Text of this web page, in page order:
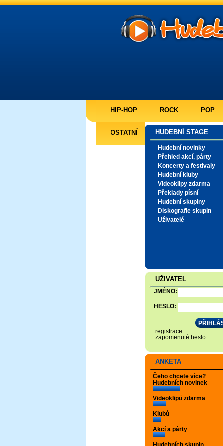
HIP-HOP ROCK POP
OSTATNÍ HUDEBNÍ STAGE
Hudební novinky
Přehled akcí, párty
Koncerty a festivaly
Hudební kluby
Videoklipy zdarma
Překlady písní
Hudební skupiny
Diskografie skupin
Uživatelé
UŽIVATEL
JMÉNO:
HESLO:
registrace
zapomenuté heslo
ANKETA
Čeho chcete více?
Hudebních novinek
Videoklipů zdarma
Klubů
Akcí a párty
Hudebních skupin